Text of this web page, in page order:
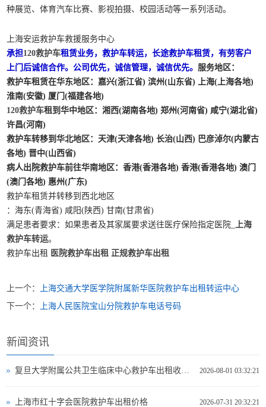
种展览、体育汽车比赛、影视拍摄、校园活动等一系列活动。
上海安运救护车救援服务中心
承担120救护车租赁业务，救护车转运，长途救护车租赁，有劳客户
上门后诚信合作。公司优先，诚信管理，诚信优先。 服务地区：
救护车租赁在华东地区 ：嘉兴(浙江省) 滨州(山东省) 上海(上海各地)
淮南(安徽) 厦门(福建各地)
120救护车租到华中地区 ：湘西(湖南各地) 郑州(河南省) 咸宁(湖北省)
许昌(河南)
救护车转移到华北地区 ：天津(天津各地) 长治(山西) 巴彦淖尔(内蒙古
各地) 晋中(山西省)
病人出院救护车前往华南地区 ：香港(香港各地) 香港(香港各地) 澳门
(澳门各地) 惠州(广东)
救护车租赁并转移到西北地区
：海东(青海省) 咸阳(陕西) 甘南(甘肃省)
满足患者要求：如果患者及其家属要求送往医疗保险指定医院_
上海
救护车转运。
救护车出租
医院救护车出租 正规救护车出租
上一个：
上海交通大学医学院附属新华医院救护车出租转运中心
下一个：
上海人民医院宝山分院救护车电话号码
新闻资讯
2026-08-01 03:32:21
2026-07-31 20:32:21
上海市红十字会医院救护车出租价格